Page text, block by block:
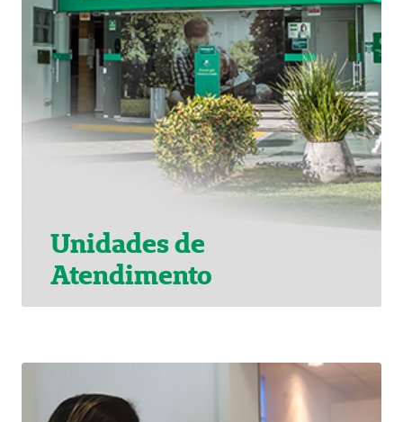
Unidades de
Atendimento